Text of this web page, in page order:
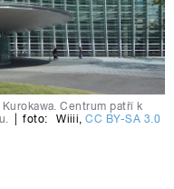
Centrum patří k
foto: Wiiii,CC BY-SA 3.0